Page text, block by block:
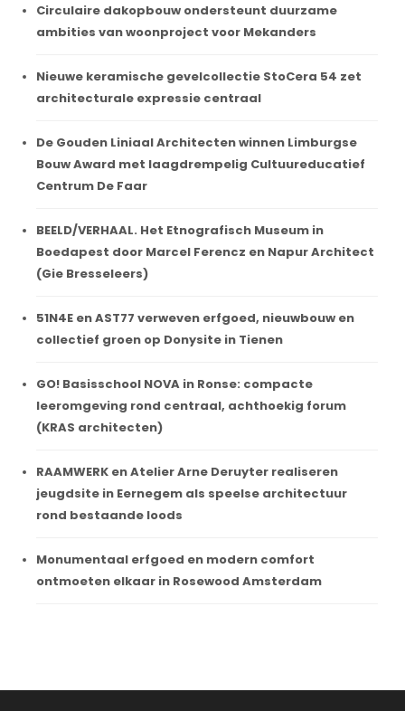
Circulaire dakopbouw ondersteunt duurzame
ambities van woonproject voor Mekanders
Nieuwe keramische gevelcollectie StoCera 54 zet
architecturale expressie centraal
De Gouden Liniaal Architecten winnen Limburgse
Bouw Award met laagdrempelig Cultuureducatief
Centrum De Faar
BEELD/VERHAAL. Het Etnografisch Museum in
Boedapest door Marcel Ferencz en Napur Architect
(Gie Bresseleers)
51N4E en AST77 verweven erfgoed, nieuwbouw en
collectief groen op Donysite in Tienen
GO! Basisschool NOVA in Ronse: compacte
leeromgeving rond centraal, achthoekig forum
(KRAS architecten)
RAAMWERK en Atelier Arne Deruyter realiseren
jeugdsite in Eernegem als speelse architectuur
rond bestaande loods
Monumentaal erfgoed en modern comfort
ontmoeten elkaar in Rosewood Amsterdam